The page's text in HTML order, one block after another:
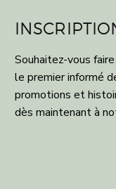
Souhaitez-vous
le premier informé
promotions et
dès maintenant à